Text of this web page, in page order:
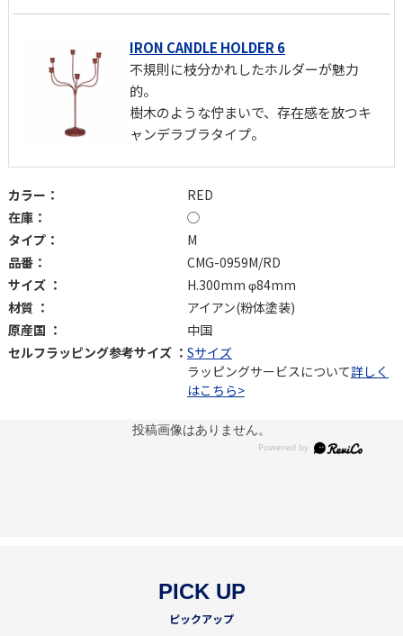
IRON CANDLE HOLDER 6
不規則に枝分かれしたホルダーが魅力
的。
樹木のような佇まいで、存在感を放つキ
ャンデラブラタイプ。
カラー：
RED
在庫：
◯
タイプ：
M
品番：
CMG-0959M/RD
サイズ ：
H.300mm φ84mm
材質 ：
アイアン(粉体塗装)
原産国 ：
中国
セルフラッピング参考サイズ ： Sサイズ
ラッピングサービスについて詳しく
はこちら>
投稿画像はありません。
PICK UP
ピックアップ